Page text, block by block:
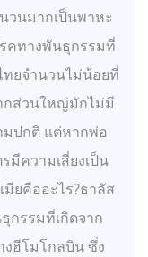
วนมากเป็นพาหะ
คทางพันธุกรรมที่
ยจำนวนไม่น้อยที่
กส่วนใหญ่มักไม่มี
มปกติ แต่หากพ่อ
มีความเสี่ยงเป็น
ยคืออะไร?ธาลัส
กรรมที่เกิดจาก
ฮีโมโกลบิน ซึ่ง